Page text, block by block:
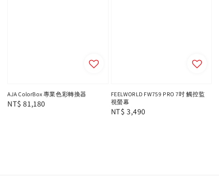
AJA ColorBox 專業色彩轉換器
Regular
NT$ 81,180
FEELWORLD FW759 PRO 7吋 觸控監
視螢幕
Regular
NT$ 3,490